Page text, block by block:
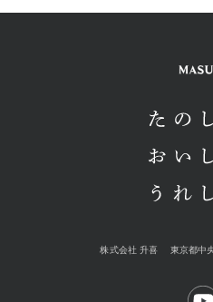
株式会社 升喜 東京都中